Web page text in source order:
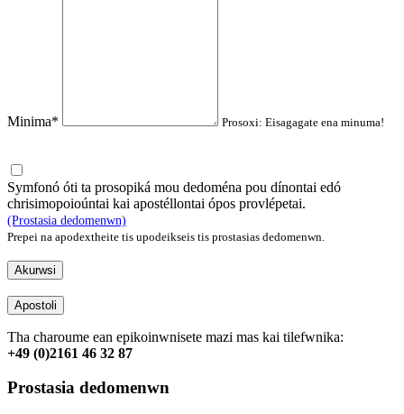
Minima* Prosoxi: Eisagagate ena minuma!
Symfonó óti ta prosopiká mou dedoména pou dínontai edó
chrisimopoioúntai kai apostéllontai ópos provlépetai.
(Prostasia dedomenwn)
Prepei na apodextheite tis upodeikseis tis prostasias dedomenwn.
Akurwsi
Apostoli
Tha charoume ean epikoinwnisete mazi mas kai tilefwnika:
+49 (0)2161 46 32 87
Prostasia dedomenwn